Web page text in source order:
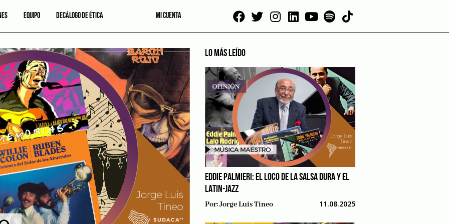
EQUIPO DECÁLOGO DE ÉTICA MI CUENTA
LO MÁS LEÍDO
EDDIE PALMIERI: EL LOCO DE LA SALSA DURA Y EL
LATIN-JAZZ
Por:Jorge Luis Tineo 11.08.2025